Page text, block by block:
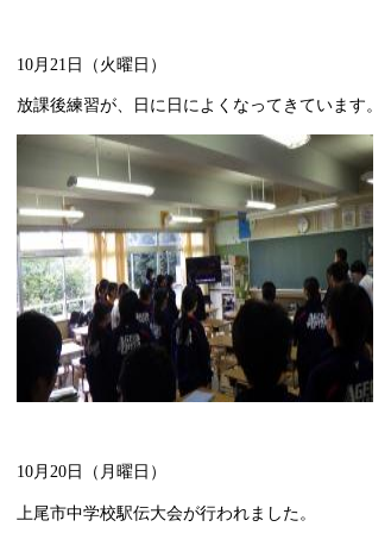
10月21日（火曜日）
放課後練習が、日に日によくなってきています。
10月20日（月曜日）
上尾市中学校駅伝大会が行われました。